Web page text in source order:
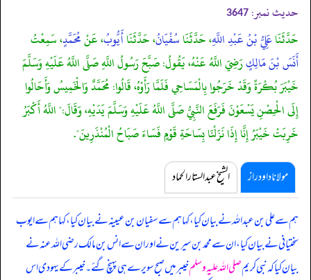
حدیث نمبر: 3647
حَدَّثَنَاعَلِيُّ بْنُ عَبْدِ اللَّهِ، حَدَّثَنَاسُفْيَانُ، حَدَّثَنَاأَيُّوبُ، عَنْمُحَمَّدٍ، سَمِعْتُ
أَنَسَ بْنَ مَالِكٍرَضِيَ اللَّهُ عَنْهُ، يَقُولُ: صَبَّحَ رَسُولُ اللَّهِ صَلَّى اللَّهُ عَلَيْهِ وَسَلَّمَ
خَيْبَرَ بُكْرَةً وَقَدْ خَرَجُوا بِالْمَسَاحِي فَلَمَّا رَأَوْهُ، قَالُوا: مُحَمَّدٌ وَالْخَمِيسُ وَأَحَالُوا
إِلَى الْحِصْنِ يَسْعَوْنَ فَرَفَعَ النَّبِيُّ صَلَّى اللَّهُ عَلَيْهِ وَسَلَّمَ يَدَيْهِ، وَقَالَ:" اللَّهُ أَكْبَرُ
خَرِبَتْ خَيْبَرُ إِنَّا إِذَا نَزَلْنَا بِسَاحَةِ قَوْمٍ فَسَاءَ صَبَاحُ الْمُنْذَرِينَ".
مولانا داود راز الشیخ عبدالستار الحماد
ہم سے علی بن عبداللہ نے بیان کیا، کہا ہم سے سفیان بن عیینہ نے بیان کیا، کہا ہم سے ایوب
سختیانی نے بیان کیا، ان سے محمد بن سیرین نے اور ان سے انس بن مالک رضی اللہ عنہ نے
بیان کیا کہنبی کریمصلی اللہ علیہ وسلمخیبر میں صبح سویرے ہی پہنچ گئے۔ خیبر کے یہودی اس